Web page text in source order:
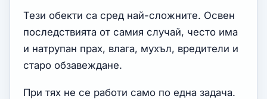
Тези обекти са сред най-сложните. Освен
последствията от самия случай, често има
и натрупан прах, влага, мухъл, вредители и
старо обзавеждане.
При тях не се работи само по една задача.